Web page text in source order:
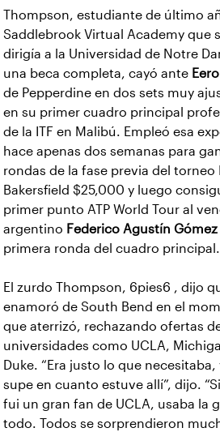
Thompson, estudiante de último
Saddlebrook Virtual Academy que
dirigía a la Universidad de Notre
una beca completa, cayó ante
de Pepperdine en dos sets muy
en su primer cuadro principal
de la ITF en Malibú. Empleó esa
hace apenas dos semanas para
rondas de la fase previa del torneo
Bakersfield $25,000 y luego
primer punto ATP World Tour al
argentino Federico Agustín Gómez
primera ronda del cuadro principal.
El zurdo Thompson, 6pies6 , dijo
enamoró de South Bend en el
que aterrizó, rechazando ofertas
universidades como UCLA,
Duke. “Era justo lo que necesitaba,
supe en cuanto estuve allí”, dijo.
fui un gran fan de UCLA, usaba la
todo. Todos se sorprendieron